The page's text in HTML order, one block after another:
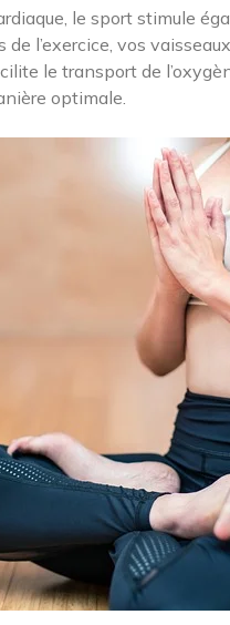
le sport stimule
l’exercice, vos
le transport de
optimale.